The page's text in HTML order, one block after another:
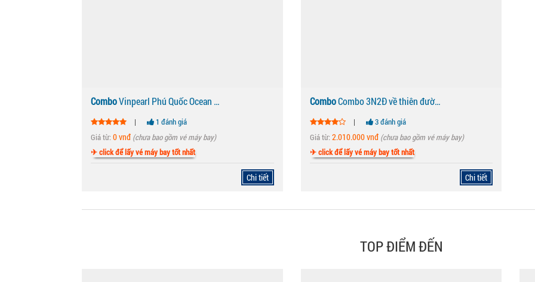
ComboVinpearl Phú Quốc Ocean Resort & Villas
|
1 đánh giá
Giá từ: 0 vnđ (chưa bao gồm vé máy bay)
✈ click để lấy vé máy bay tốt nhất
Chi tiết
ComboCombo 3N2Đ về thiên đường an yên Seashells Phú Quốc 4 Sao
|
3 đánh giá
Giá từ: 2.010.000 vnđ(chưa bao gồm vé máy bay)
✈ click để lấy vé máy bay tốt nhất
Chi tiết
TOP ĐIỂM ĐẾN